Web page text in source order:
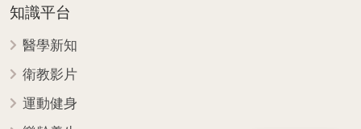
知識平台
醫學新知
衛教影片
運動健身